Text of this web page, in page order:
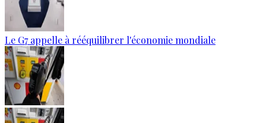
Le G7 appelle à rééquilibrer l'économie mondiale